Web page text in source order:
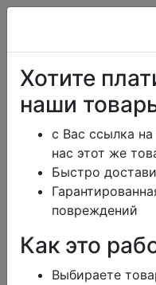
+7 (978) 700-
ikeaDos@mail.ru
ГлавнаяКаталог
Хотите
наши
с Вас ссылка
нас этот же
Быстро
повреждений
Как это
Выбираете